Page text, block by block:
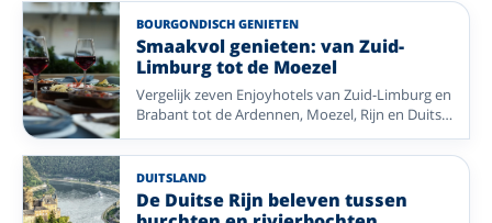
BOURGONDISCH GENIETEN
Smaakvol genieten: van Zuid-
Limburg tot de Moezel
Vergelijk zeven Enjoyhotels van Zuid-Limburg en
Brabant tot de Ardennen, Moezel, Rijn en Duitse
Waddenkust. Combineer ontspannen tafelen
met sfeervolle plaatsen en mooie natuur.
DUITSLAND
De Duitse Rijn beleven tussen